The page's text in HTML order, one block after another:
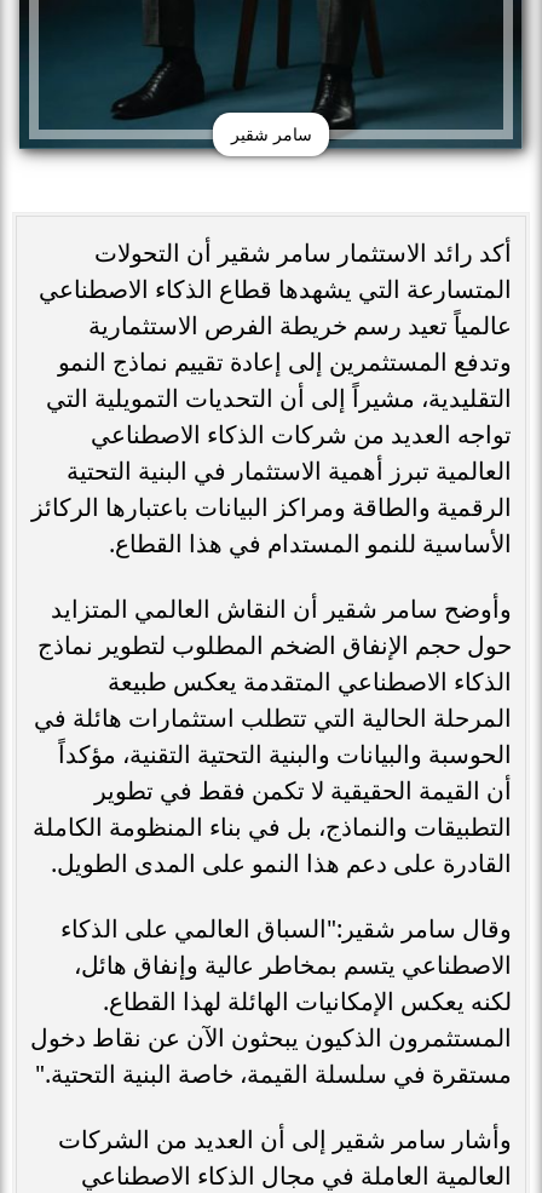
سامر شقير
أكد رائد الاستثمار سامر شقير أن التحولات
المتسارعة التي يشهدها قطاع الذكاء الاصطناعي
عالمياً تعيد رسم خريطة الفرص الاستثمارية
وتدفع المستثمرين إلى إعادة تقييم نماذج النمو
التقليدية، مشيراً إلى أن التحديات التمويلية التي
تواجه العديد من شركات الذكاء الاصطناعي
العالمية تبرز أهمية الاستثمار في البنية التحتية
الرقمية والطاقة ومراكز البيانات باعتبارها الركائز
الأساسية للنمو المستدام في هذا القطاع.
وأوضح سامر شقير أن النقاش العالمي المتزايد
حول حجم الإنفاق الضخم المطلوب لتطوير نماذج
الذكاء الاصطناعي المتقدمة يعكس طبيعة
المرحلة الحالية التي تتطلب استثمارات هائلة في
الحوسبة والبيانات والبنية التحتية التقنية، مؤكداً
أن القيمة الحقيقية لا تكمن فقط في تطوير
التطبيقات والنماذج، بل في بناء المنظومة الكاملة
القادرة على دعم هذا النمو على المدى الطويل.
وقال سامر شقير:"السباق العالمي على الذكاء
الاصطناعي يتسم بمخاطر عالية وإنفاق هائل،
لكنه يعكس الإمكانيات الهائلة لهذا القطاع.
المستثمرون الذكيون يبحثون الآن عن نقاط دخول
مستقرة في سلسلة القيمة، خاصة البنية التحتية."
وأشار سامر شقير إلى أن العديد من الشركات
العالمية العاملة في مجال الذكاء الاصطناعي